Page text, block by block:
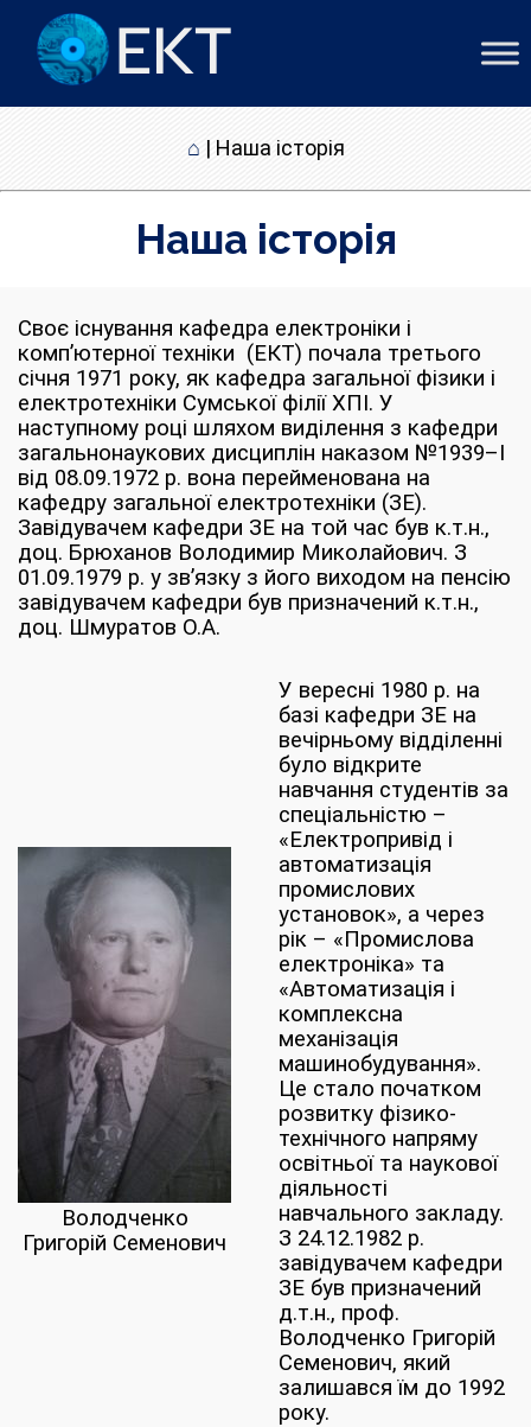
⌂ | Наша історія
Наша історія
Своє існування кафедра електроніки і
комп’ютерної техніки (ЕКТ) почала третього
січня 1971 року, як кафедра загальної фізики і
електротехніки Сумської філії ХПІ. У
наступному році шляхом виділення з кафедри
загальнонаукових дисциплін наказом №1939–І
від 08.09.1972 р. вона перейменована на
кафедру загальної електротехніки (ЗЕ).
Завідувачем кафедри ЗЕ на той час був к.т.н.,
доц. Брюханов Володимир Миколайович. З
01.09.1979 р. у зв’язку з його виходом на пенсію
завідувачем кафедри був призначений к.т.н.,
доц. Шмуратов О.А.
Володченко
Григорій Семенович
У вересні 1980 р. на
базі кафедри ЗЕ на
вечірньому відділенні
було відкрите
навчання студентів за
спеціальністю –
«Електропривід і
автоматизація
промислових
установок», а через
рік – «Промислова
електроніка» та
«Автоматизація і
комплексна
механізація
машинобудування».
Це стало початком
розвитку фізико-
технічного напряму
освітньої та наукової
діяльності
навчального закладу.
З 24.12.1982 р.
завідувачем кафедри
ЗЕ був призначений
д.т.н., проф.
Володченко Григорій
Семенович, який
залишався їм до 1992
року.